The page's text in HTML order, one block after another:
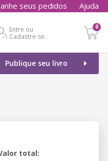
seus pedidos Ajuda
Entre ou
Cadastre-se
0
Publique seu livro
total: